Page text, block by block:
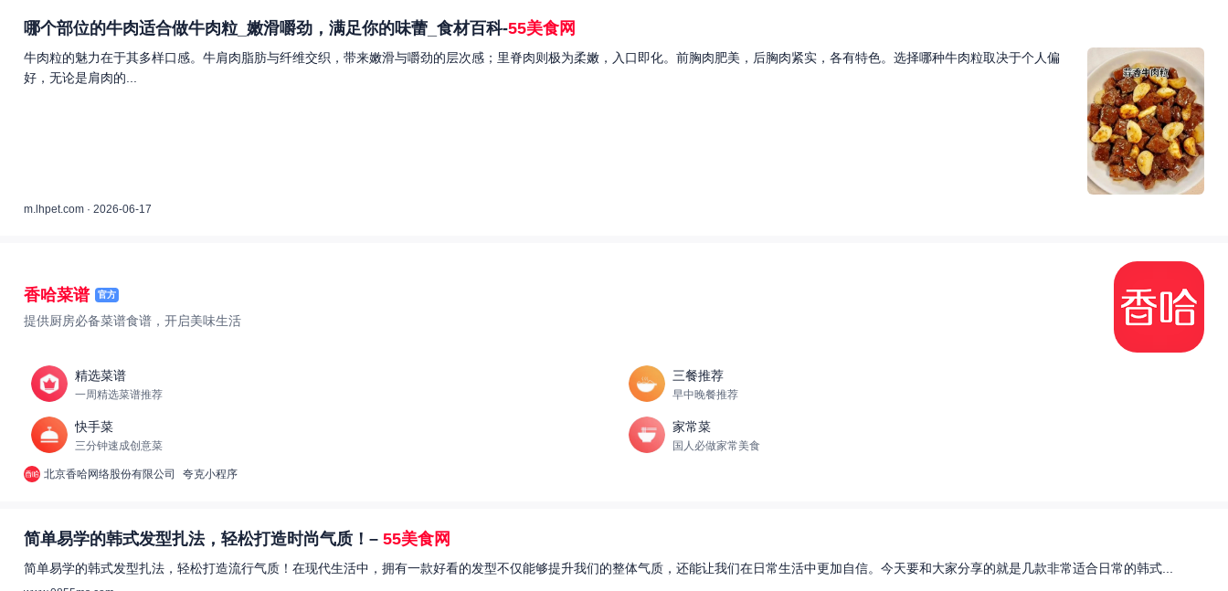
哪个部位的牛肉适合做牛肉粒_嫩滑嚼劲，满足你的味蕾_食材百科-55美食网
牛肉粒的魅力在于其多样口感。牛肩肉脂肪与纤维交织，带来嫩滑与嚼劲的层次感；里脊肉则极为柔嫩，入口即化。前胸肉肥美，后胸肉紧实，各有特色。选择哪种牛肉粒取决于个人偏
好，无论是肩肉的...
m.lhpet.com · 2026-06-17
香哈菜谱 官方
提供厨房必备菜谱食谱，开启美味生活
精选菜谱
一周精选菜谱推荐
三餐推荐
早中晚餐推荐
快手菜
三分钟速成创意菜
家常菜
国人必做家常美食
北京香哈网络股份有限公司 夸克小程序
简单易学的韩式发型扎法，轻松打造时尚气质！– 55美食网
简单易学的韩式发型扎法，轻松打造流行气质！在现代生活中，拥有一款好看的发型不仅能够提升我们的整体气质，还能让我们在日常生活中更加自信。今天要和大家分享的就是几款非常适合日常的韩式...